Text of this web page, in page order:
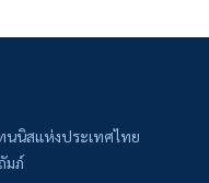
นนิสแห่งประเทศไทย
มภ์